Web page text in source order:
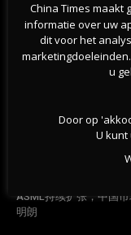
ASML持续扩张，中国
明朗
China Times maakt
informatie over uw
dit voor het
u
Door op
U